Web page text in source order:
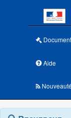
Aide
Navigation
Menu